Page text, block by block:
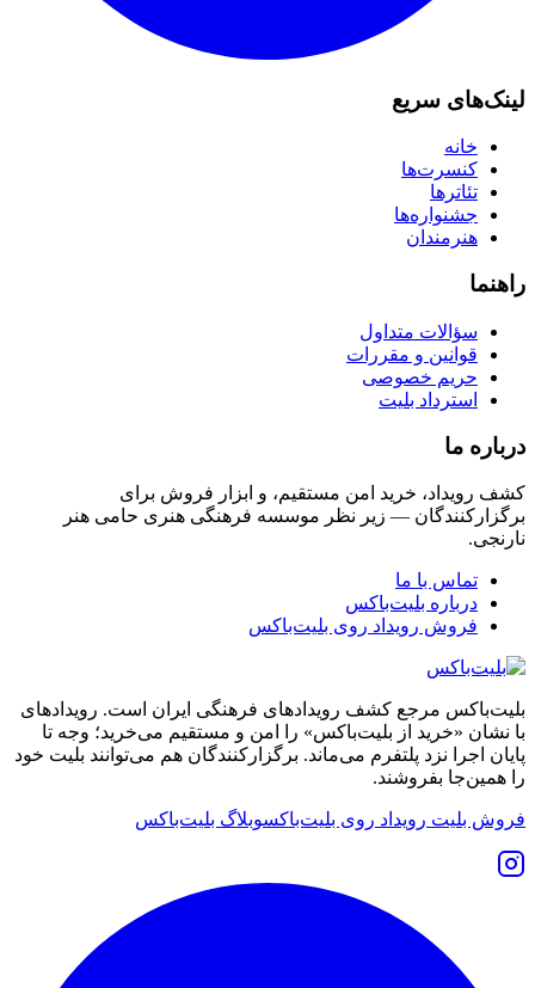
لینک‌های سریع
خانه
کنسرت‌ها
تئاترها
جشنواره‌ها
هنرمندان
راهنما
سؤالات متداول
قوانین و مقررات
حریم خصوصی
استرداد بلیت
درباره ما
کشف رویداد، خرید امن مستقیم، و ابزار فروش برای
برگزارکنندگان — زیر نظر موسسه فرهنگی هنری حامی هنر
نارنجی.
تماس با ما
درباره بلیت‌باکس
فروش رویداد روی بلیت‌باکس
بلیت‌باکس مرجع کشف رویدادهای فرهنگی ایران است. رویدادهای
با نشان «خرید از بلیت‌باکس» را امن و مستقیم می‌خرید؛ وجه تا
پایان اجرا نزد پلتفرم می‌ماند. برگزارکنندگان هم می‌توانند بلیت خود
را همین‌جا بفروشند.
فروش بلیت رویداد روی بلیت‌باکسوبلاگ بلیت‌باکس